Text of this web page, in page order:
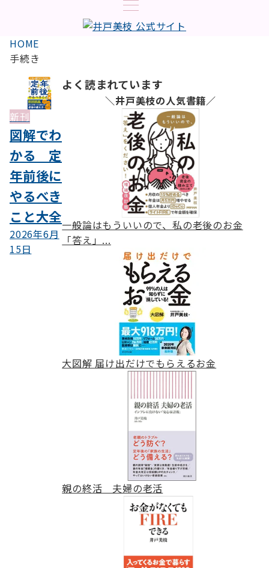
HOME
手続き
新刊
図解でわ
かる 定
年前後に
やるべき
こと大全
2026年6月
15日
よく読まれています
＼井戸美枝の人気書籍／
一般論はもういいので、私の老後のお金
「答え」...
大図解 届け出だけでもらえるお金
親の終活 夫婦の老活